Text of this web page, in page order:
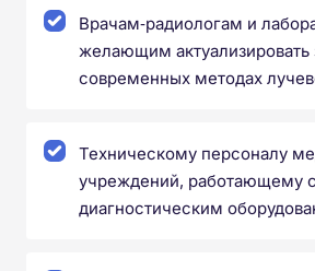
Врачам‑радиологам и
желающим актуализировать
современных методах
Техническому персоналу
учреждений, работающему с
диагностическим